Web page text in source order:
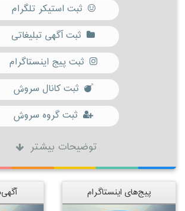
ثبت استیکر تلگرام
ثبت آگهی تبلیغاتی
ثبت پیج اینستاگرام
ثبت کانال سروش
ثبت گروه سروش
توضیحات بیشتر
پیج‌های اینستاگرام